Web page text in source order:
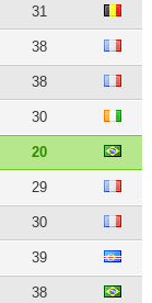
31
38
38
30
20
29
30
39
38